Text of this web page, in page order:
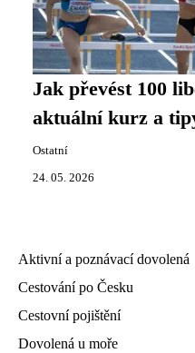
Jak převést 100
aktuální kurz a
Ostatní
24. 05. 2026
Aktivní a poznávací dovolená
Cestování po Česku
Cestovní pojištění
Dovolená u moře